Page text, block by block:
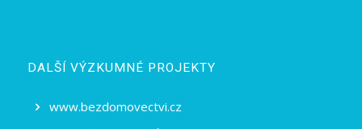
DALŠÍ VÝZKUMNÉ PROJEKTY
www.bezdomovectvi.cz